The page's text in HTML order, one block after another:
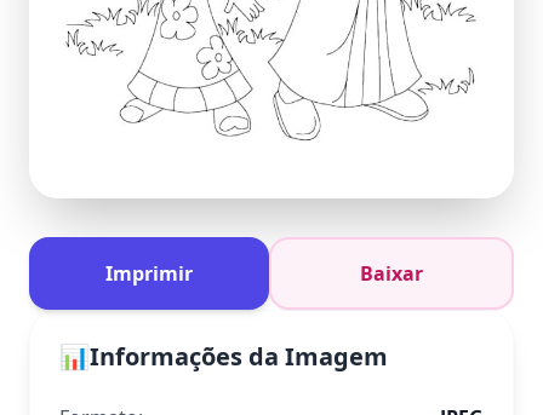
Imprimir Baixar
📊Informações da Imagem